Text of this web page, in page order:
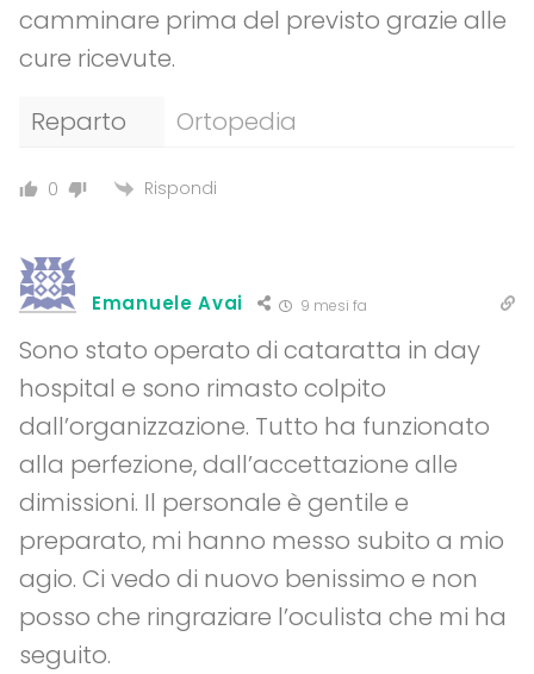
camminare prima del previsto grazie alle
cure ricevute.
Reparto
Ortopedia
0 Rispondi
Emanuele Avai 9 mesi fa
Sono stato operato di cataratta in day
hospital e sono rimasto colpito
dall’organizzazione. Tutto ha funzionato
alla perfezione, dall’accettazione alle
dimissioni. Il personale è gentile e
preparato, mi hanno messo subito a mio
agio. Ci vedo di nuovo benissimo e non
posso che ringraziare l’oculista che mi ha
seguito.